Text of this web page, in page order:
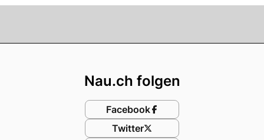
Nau.ch folgen
Facebook
Twitter